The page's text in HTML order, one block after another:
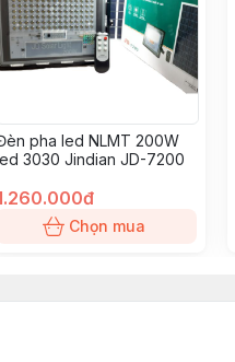
pha led NLMT 200W
3030 Jindian JD-7200
Chọn mua